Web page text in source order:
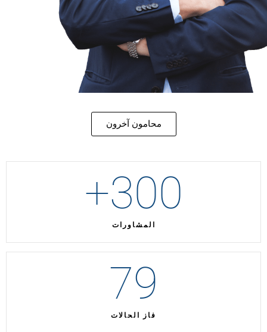
محامون آخرون
المشاورات
300
+
فاز الحالات
79